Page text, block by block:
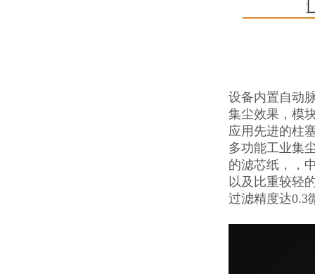
设备内置自动
集尘效果，模
应用先进的柱
多功能工业集
的滤芯纸，，
以及比重较轻
过滤精度达0.3